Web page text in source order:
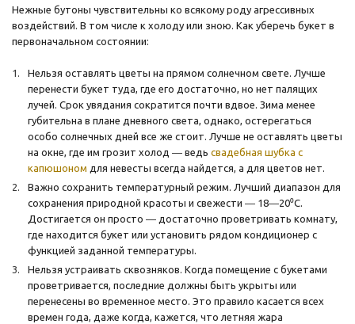
Нежные бутоны чувствительны ко всякому роду агрессивных
воздействий. В том числе к холоду или зною. Как уберечь букет в
первоначальном состоянии:
Нельзя оставлять цветы на прямом солнечном свете. Лучше
перенести букет туда, где его достаточно, но нет палящих
лучей. Срок увядания сократится почти вдвое. Зима менее
губительна в плане дневного света, однако, остерегаться
особо солнечных дней все же стоит. Лучше не оставлять цветы
на окне, где им грозит холод ― ведь свадебная шубка с
капюшоном для невесты всегда найдется, а для цветов нет.
Важно сохранить температурный режим. Лучший диапазон для
сохранения природной красоты и свежести ― 18―20⁰С.
Достигается он просто ― достаточно проветривать комнату,
где находится букет или установить рядом кондиционер с
функцией заданной температуры.
Нельзя устраивать сквозняков. Когда помещение с букетами
проветривается, последние должны быть укрыты или
перенесены во временное место. Это правило касается всех
времен года, даже когда, кажется, что летняя жара